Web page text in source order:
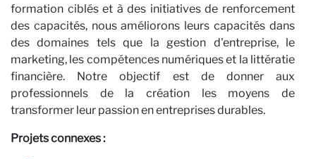
formation ciblés et à des initiatives de renforcement
des capacités, nous améliorons leurs capacités dans
des domaines tels que la gestion d'entreprise, le
marketing, les compétences numériques et la littératie
financière. Notre objectif est de donner aux
professionnels de la création les moyens de
transformer leur passion en entreprises durables.
Projets connexes :